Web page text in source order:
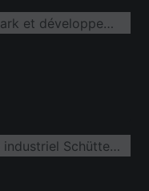
Parc industriel Schütte-Lanz-Park et développement d'entreprises dans le district de Rheinau
Nouveau chantier dans le parc industriel Schütte-Lanz-Park